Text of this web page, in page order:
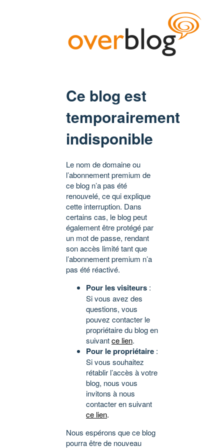
Ce blog est
temporairement
indisponible
Le nom de domaine ou
l’abonnement premium de
ce blog n’a pas été
renouvelé, ce qui explique
cette interruption. Dans
certains cas, le blog peut
également être protégé par
un mot de passe, rendant
son accès limité tant que
l’abonnement premium n’a
pas été réactivé.
Pour les visiteurs :
Si vous avez des
questions, vous
pouvez contacter le
propriétaire du blog en
suivantce lien.
Pour le propriétaire :
Si vous souhaitez
rétablir l’accès à votre
blog, nous vous
invitons à nous
contacter en suivant
ce lien.
Nous espérons que ce blog
pourra être de nouveau